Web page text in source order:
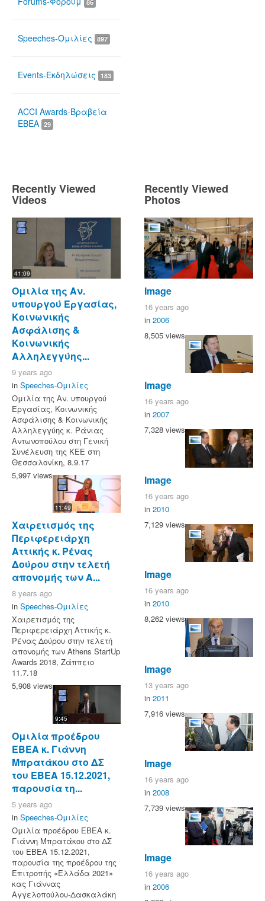
86
Speeches-Ομιλίες 897
Events-Εκδηλώσεις 183
ACCI Awards-Βραβεία
ΕΒΕΑ 29
Recently Viewed
Videos
41:09
Ομιλία της Αν.
υπουργού Εργασίας,
Κοινωνικής
Ασφάλισης &
Κοινωνικής
Αλληλεγγύης...
9 years ago
in Speeches-Ομιλίες
Ομιλία της Αν. υπουργού
Εργασίας, Κοινωνικής
Ασφάλισης & Κοινωνικής
Αλληλεγγύης κ. Ράνιας
Αντωνοπούλου στη Γενική
Συνέλευση της ΚΕΕ στη
Θεσσαλονίκη, 8.9.17
5,997 views
11:49
Χαιρετισμός της
Περιφερειάρχη
Αττικής κ. Ρένας
Δούρου στην τελετή
απονομής των A...
8 years ago
in Speeches-Ομιλίες
Χαιρετισμός της
Περιφερειάρχη Αττικής κ.
Ρένας Δούρου στην τελετή
απονομής των Athens StartUp
Awards 2018, Ζάππειο
11.7.18
5,908 views
9:45
Ομιλία προέδρου
ΕΒΕΑ κ. Γιάννη
Μπρατάκου στο ΔΣ
του ΕΒΕΑ 15.12.2021,
παρουσία τη...
5 years ago
in Speeches-Ομιλίες
Ομιλία προέδρου ΕΒΕΑ κ.
Γιάννη Μπρατάκου στο ΔΣ
του ΕΒΕΑ 15.12.2021,
παρουσία της προέδρου της
Επιτροπής «Ελλάδα 2021»
κας Γιάννας
Αγγελοπούλου-Δασκαλάκη
Recently Viewed
Photos
Image
16 years ago
in 2006
8,505 views
Image
16 years ago
in 2007
7,328 views
Image
16 years ago
in 2010
7,129 views
Image
16 years ago
in 2010
8,262 views
Image
13 years ago
in 2011
7,916 views
Image
16 years ago
in 2008
7,739 views
Image
16 years ago
in 2006